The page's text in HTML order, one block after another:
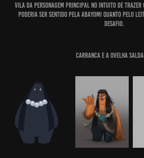
vila da personagem principal no intuito de trazer
poderia ser sentido pela Abayomi quanto pelo
desafio.
Carranca e a ovelha